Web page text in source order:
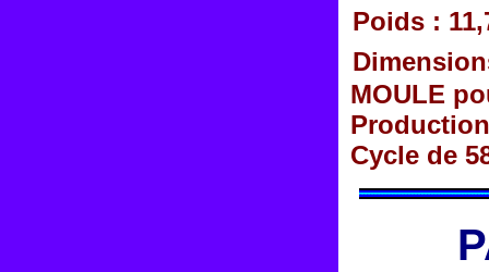
Poids :
MOULE
Cycle de